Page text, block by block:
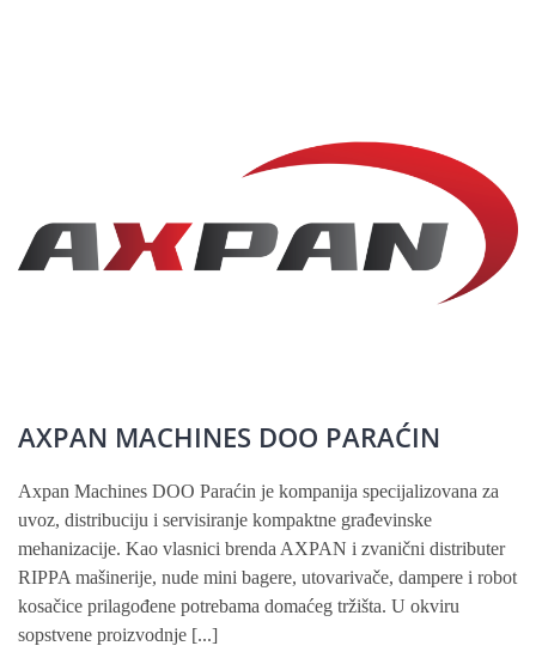
AXPAN MACHINES DOO PARAĆIN
Axpan Machines DOO Paraćin je kompanija specijalizovana za
uvoz, distribuciju i servisiranje kompaktne građevinske
mehanizacije. Kao vlasnici brenda AXPAN i zvanični distributer
RIPPA mašinerije, nude mini bagere, utovarivače, dampere i robot
kosačice prilagođene potrebama domaćeg tržišta. U okviru
sopstvene proizvodnje [...]